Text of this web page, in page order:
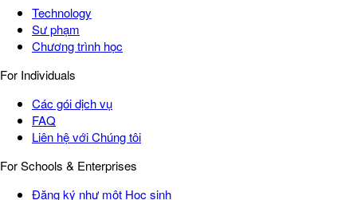
Technology
Sư phạm
Chương trình học
For Individuals
Các gói dịch vụ
FAQ
Liên hệ với Chúng tôi
For Schools & Enterprises
Đăng ký như một Học sinh